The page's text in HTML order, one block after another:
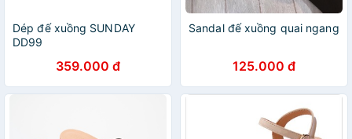
Dép đế xuồng SUNDAY
DD99
359.000 đ
Sandal đế xuồng quai ngang
125.000 đ